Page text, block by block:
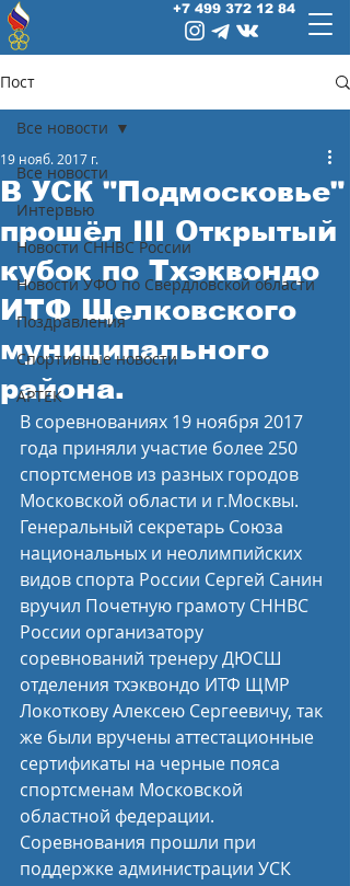
+7 499 372 12 84
Пост
Все новости
Интервью
Новости СННВС России
Новости УФО по Свердловской области
Поздравления
Спортивные новости
АРТЕК
Все новости
В УСК "Подмосковье"
прошёл III Открытый
кубок по Тхэквондо
ИТФ Щелковского
муниципального
района.
19 нояб. 2017 г.
В соревнованиях 19 ноября 2017
года приняли участие более 250
спортсменов из разных городов
Московской области и г.Москвы.
Генеральный секретарь Союза
национальных и неолимпийских
видов спорта России Сергей Санин
вручил Почетную грамоту СННВС
России организатору
соревнований тренеру ДЮСШ
отделения тхэквондо ИТФ ЩМР
Локоткову Алексею Сергеевичу, так
же были вручены аттестационные
сертификаты на черные пояса
спортсменам Московской
областной федерации.
Соревнования прошли при
поддержке администрации УСК